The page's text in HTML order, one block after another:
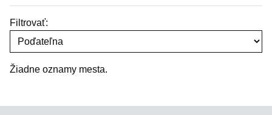
Filtrovať:
Žiadne oznamy mesta.